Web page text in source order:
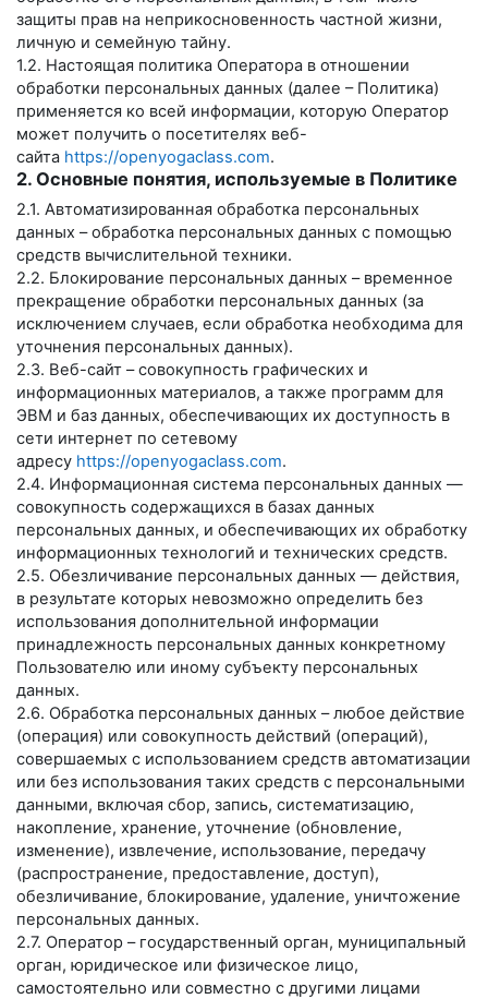
защиты прав на неприкосновенность частной жизни,
личную и семейную тайну.
1.2. Настоящая политика Оператора в отношении
обработки персональных данных (далее – Политика)
применяется ко всей информации, которую Оператор
может получить о посетителях веб-
сайта https://openyogaclass.com.
2. Основные понятия, используемые в Политике
2.1. Автоматизированная обработка персональных
данных – обработка персональных данных с помощью
средств вычислительной техники.
2.2. Блокирование персональных данных – временное
прекращение обработки персональных данных (за
исключением случаев, если обработка необходима для
уточнения персональных данных).
2.3. Веб-сайт – совокупность графических и
информационных материалов, а также программ для
ЭВМ и баз данных, обеспечивающих их доступность в
сети интернет по сетевому
адресу https://openyogaclass.com.
2.4. Информационная система персональных данных —
совокупность содержащихся в базах данных
персональных данных, и обеспечивающих их обработку
информационных технологий и технических средств.
2.5. Обезличивание персональных данных — действия,
в результате которых невозможно определить без
использования дополнительной информации
принадлежность персональных данных конкретному
Пользователю или иному субъекту персональных
данных.
2.6. Обработка персональных данных – любое действие
(операция) или совокупность действий (операций),
совершаемых с использованием средств автоматизации
или без использования таких средств с персональными
данными, включая сбор, запись, систематизацию,
накопление, хранение, уточнение (обновление,
изменение), извлечение, использование, передачу
(распространение, предоставление, доступ),
обезличивание, блокирование, удаление, уничтожение
персональных данных.
2.7. Оператор – государственный орган, муниципальный
орган, юридическое или физическое лицо,
самостоятельно или совместно с другими лицами